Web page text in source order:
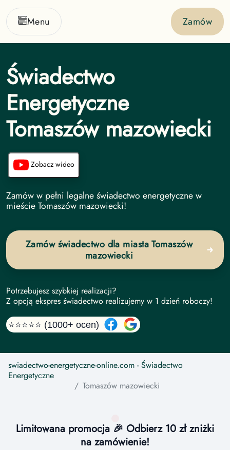
Menu Zamów
Świadectwo
Energetyczne
Tomaszów mazowiecki
Zobacz wideo
Świadectwo Energetyczne undefined
Zamów w pełni legalne świadectwo energetyczne w
mieście Tomaszów mazowiecki!
Zamów świadectwo dla miasta Tomaszów
mazowiecki
Potrzebujesz szybkiej realizacji?
Z opcją ekspres świadectwo realizujemy w 1 dzień roboczy!
⭐⭐⭐⭐⭐ (1000+ ocen)
swiadectwo-energetyczne-online.com - Świadectwo
Energetyczne
Tomaszów mazowiecki
Limitowana promocja 🎉 Odbierz 10 zł zniżki
na zamówienie!